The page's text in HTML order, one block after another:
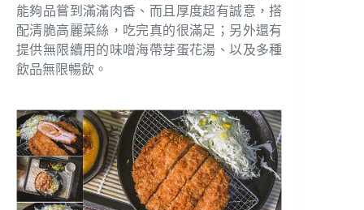
能夠品嘗到滿滿肉香、而且厚度超有誠意，搭
配清脆高麗菜絲，吃完真的很滿足；另外還有
提供無限續用的味噌海帶芽蛋花湯、以及多種
飲品無限暢飲。